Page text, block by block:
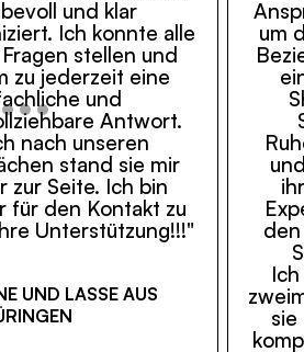
und klar
Ich konnte alle
stellen und
zu jederzeit eine
und
Antwort.
nach unseren
stand sie mir
zur Seite. Ich bin
für den Kontakt zu
Unterstützung!!!"
UND LASSE AUS
um